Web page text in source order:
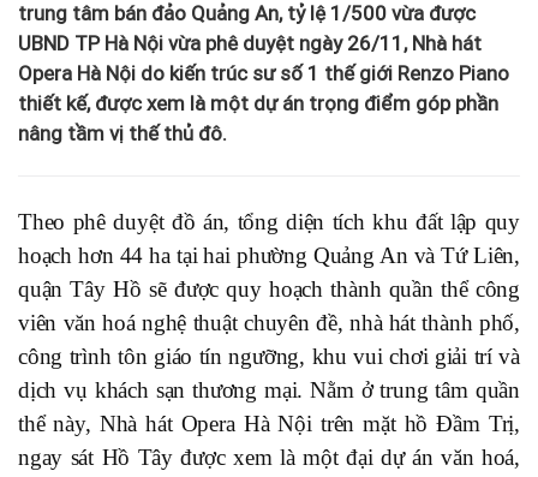
trung tâm bán đảo Quảng An, tỷ lệ 1/500 vừa được
UBND TP Hà Nội vừa phê duyệt ngày 26/11, Nhà hát
Opera Hà Nội do kiến trúc sư số 1 thế giới Renzo Piano
thiết kế, được xem là một dự án trọng điểm góp phần
nâng tầm vị thế thủ đô.
Theo phê duyệt đồ án, tổng diện tích khu đất lập quy
hoạch hơn 44 ha tại hai phường Quảng An và Tứ Liên,
quận Tây Hồ sẽ được quy hoạch thành quần thể công
viên văn hoá nghệ thuật chuyên đề, nhà hát thành phố,
công trình tôn giáo tín ngưỡng, khu vui chơi giải trí và
dịch vụ khách sạn thương mại. Nằm ở trung tâm quần
thể này, Nhà hát Opera Hà Nội trên mặt hồ Đầm Trị,
ngay sát Hồ Tây được xem là một đại dự án văn hoá,